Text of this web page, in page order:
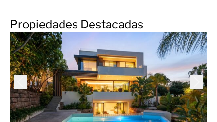
Propiedades Destacadas